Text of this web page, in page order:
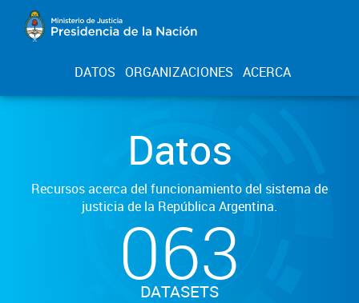
DATOS ORGANIZACIONES ACERCA
Datos
Recursos acerca del funcionamiento del sistema de
justicia de la República Argentina.
063
DATASETS